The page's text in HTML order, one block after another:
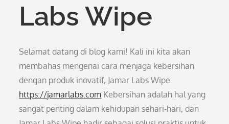
Labs Wipe
Selamat datang di blog kami! Kali ini kita akan
membahas mengenai cara menjaga kebersihan
dengan produk inovatif, Jamar Labs Wipe.
https://jamarlabs.com Kebersihan adalah hal yang
sangat penting dalam kehidupan sehari-hari, dan